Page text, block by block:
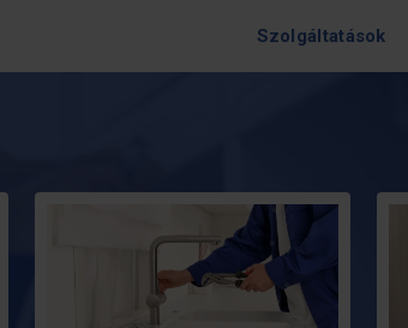
Szolgáltatások